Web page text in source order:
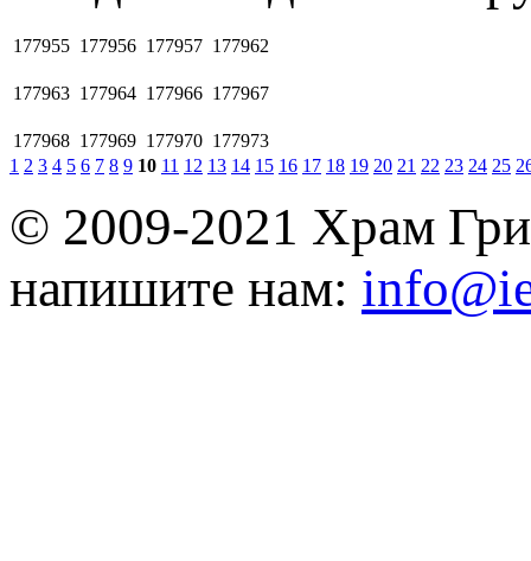
177955 177956 177957 177962
177963 177964 177966 177967
177968 177969 177970 177973
1 2 3 4 5 6 7 8 9 10 11 12 13 14 15 16 17 18 19 20 21 22 23 24 25
© 2009-2021 Храм
напишите нам: